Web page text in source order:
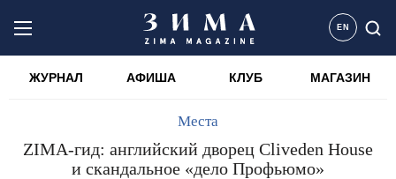
EN
ЖУРНАЛ АФИША КЛУБ МАГАЗИН
Места
ZIMA-гид: английский дворец Cliveden House
и скандальное «дело Профьюмо»